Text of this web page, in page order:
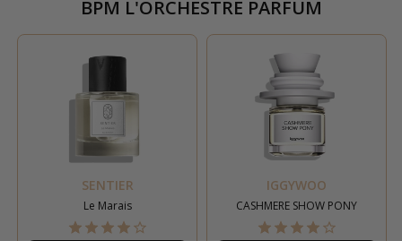
BPM L'ORCHESTRE PARFUM
SENTIER
Le Marais
IGGYWOO
CASHMERE SHOW PONY